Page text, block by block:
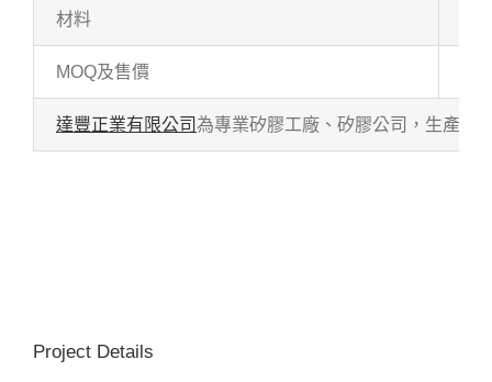
材料
MOQ及售價
達豐正業有限公司為專業矽膠工廠、矽膠公司，生產各
Project Details